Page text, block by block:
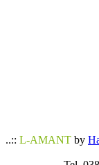
..:: L-AMANT by